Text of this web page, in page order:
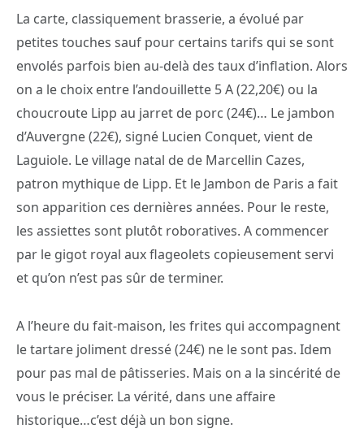
La carte, classiquement brasserie, a évolué par
petites touches sauf pour certains tarifs qui se sont
envolés parfois bien au-delà des taux d’inflation. Alors
on a le choix entre l’andouillette 5 A (22,20€) ou la
choucroute Lipp au jarret de porc (24€)… Le jambon
d’Auvergne (22€), signé Lucien Conquet, vient de
Laguiole. Le village natal de de Marcellin Cazes,
patron mythique de Lipp. Et le Jambon de Paris a fait
son apparition ces dernières années. Pour le reste,
les assiettes sont plutôt roboratives. A commencer
par le gigot royal aux flageolets copieusement servi
et qu’on n’est pas sûr de terminer.
A l’heure du fait-maison, les frites qui accompagnent
le tartare joliment dressé (24€) ne le sont pas. Idem
pour pas mal de pâtisseries. Mais on a la sincérité de
vous le préciser. La vérité, dans une affaire
historique…c’est déjà un bon signe.